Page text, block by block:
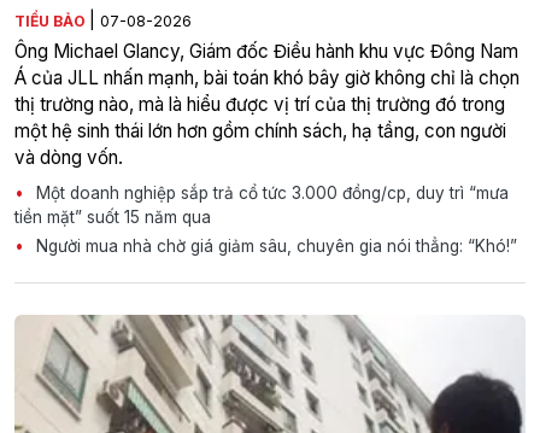
TIỂU BẢO 07-08-2026
Ông Michael Glancy, Giám đốc Điều hành khu vực Đông Nam
Á của JLL nhấn mạnh, bài toán khó bây giờ không chỉ là chọn
thị trường nào, mà là hiểu được vị trí của thị trường đó trong
một hệ sinh thái lớn hơn gồm chính sách, hạ tầng, con người
và dòng vốn.
Một doanh nghiệp sắp trả cổ tức 3.000 đồng/cp, duy trì “mưa
tiền mặt” suốt 15 năm qua
Người mua nhà chờ giá giảm sâu, chuyên gia nói thẳng: “Khó!”